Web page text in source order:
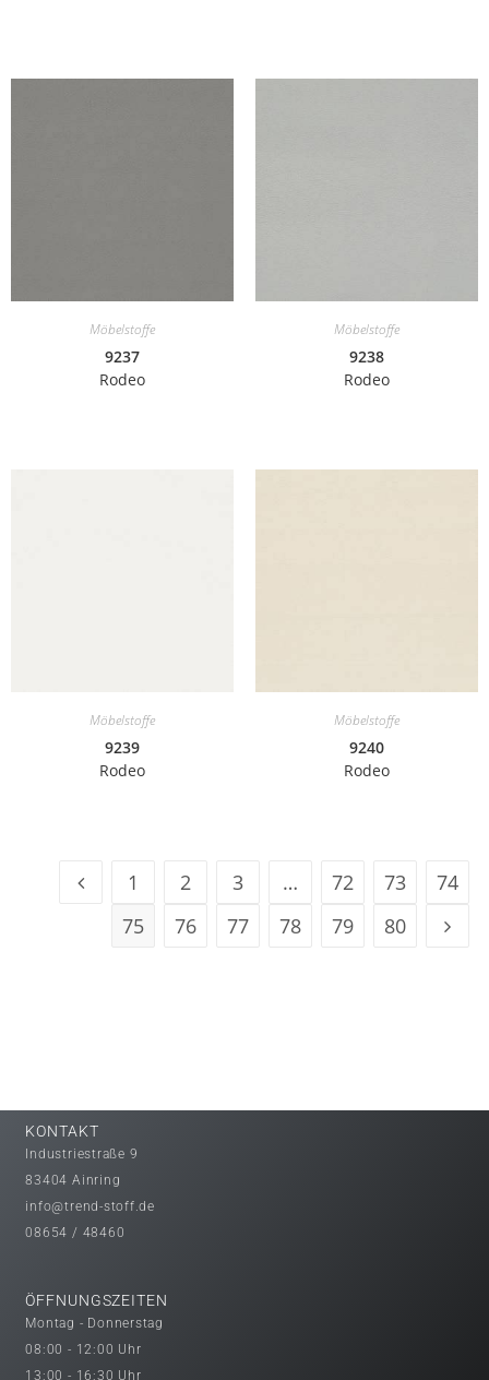
Möbelstoffe
9237
Rodeo
Möbelstoffe
9238
Rodeo
Möbelstoffe
9239
Rodeo
Möbelstoffe
9240
Rodeo
1 2 3 … 72 73
74
75
76 77 78 79 80
KONTAKT
Industriestraße 9
83404 Ainring
info@trend-stoff.de
08654 / 48460
ÖFFNUNGSZEITEN
Montag - Donnerstag
08:00 - 12:00 Uhr
13:00 - 16:30 Uhr